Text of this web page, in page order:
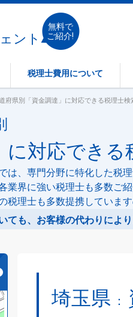
ント
無料で
ご紹介!
税理士費用について
府県別「資金調達」に対応できる税理士検
に対応でき
は、専門分野に特化した税理
業界に強い税理士も多数ご紹
税理士も多数提携していま
ても、お客様の代わりによ
埼玉県 ：